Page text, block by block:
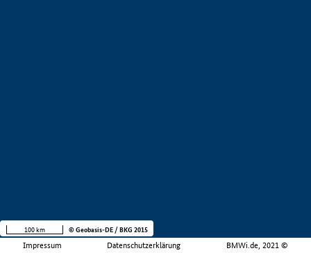
Impressum Datenschutzerklärung BMWi.de, 2021 ©
100 km © Geobasis-DE / BKG 2015